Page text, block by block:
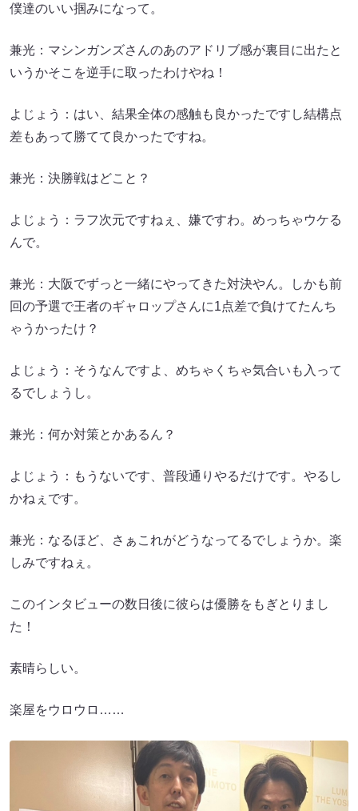
僕達のいい掴みになって。
兼光：マシンガンズさんのあのアドリブ感が裏目に出たと
いうかそこを逆手に取ったわけやね！
よじょう：はい、結果全体の感触も良かったですし結構点
差もあって勝てて良かったですね。
兼光：決勝戦はどこと？
よじょう：ラフ次元ですねぇ、嫌ですわ。めっちゃウケる
んで。
兼光：大阪でずっと一緒にやってきた対決やん。しかも前
回の予選で王者のギャロップさんに1点差で負けてたんち
ゃうかったけ？
よじょう：そうなんですよ、めちゃくちゃ気合いも入って
るでしょうし。
兼光：何か対策とかあるん？
よじょう：もうないです、普段通りやるだけです。やるし
かねぇです。
兼光：なるほど、さぁこれがどうなってるでしょうか。楽
しみですねぇ。
このインタビューの数日後に彼らは優勝をもぎとりまし
た！
素晴らしい。
楽屋をウロウロ……